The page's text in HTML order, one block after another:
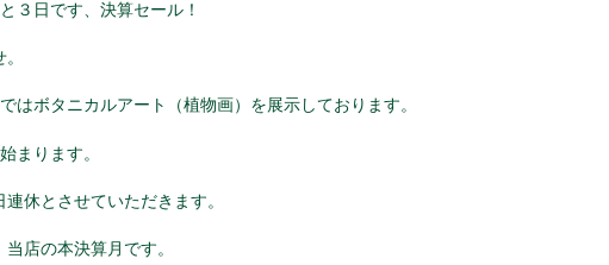
３日です、決算セール！
はボタニカルアート（植物画）を展示しております。
まります。
休とさせていただきます。
店の本決算月です。